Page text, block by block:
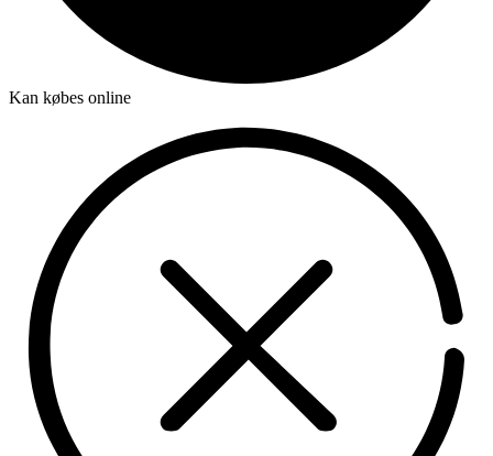
Kan købes online